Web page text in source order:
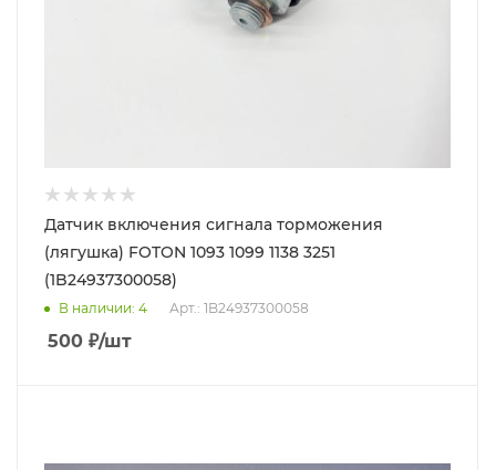
Датчик включения сигнала торможения
(лягушка) FOTON 1093 1099 1138 3251
(1B24937300058)
В наличии: 4 Арт.: 1B24937300058
500 ₽/шт